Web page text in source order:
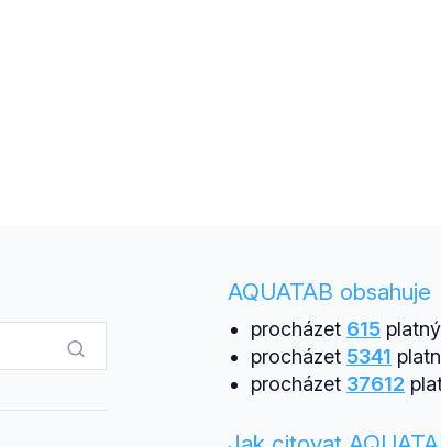
AQUATAB obsahuje
procházet 615
procházet 5341
procházet 37612